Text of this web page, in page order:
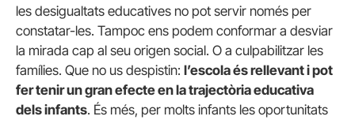
les desigualtats educatives no pot servir només per
constatar-les. Tampoc ens podem conformar a desviar
la mirada cap al seu origen social. O a culpabilitzar les
famílies. Que no us despistin: l’escola és rellevant i pot
fer tenir un gran efecte en la trajectòria educativa
dels infants. És més, per molts infants les oportunitats